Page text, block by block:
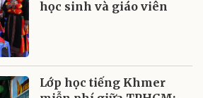
học sinh và giáo viên
Lớp học tiếng Khmer